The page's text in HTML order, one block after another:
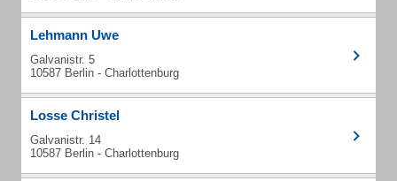
Lehmann Uwe
Galvanistr. 5
10587 Berlin - Charlottenburg
Losse Christel
Galvanistr. 14
10587 Berlin - Charlottenburg